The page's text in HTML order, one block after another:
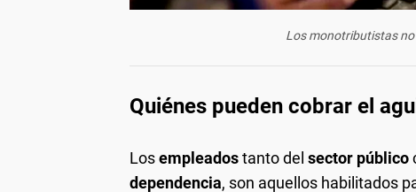
Los monotributistas no
Quiénes pueden cobrar el
Losempleadostanto del sector público
dependencia, son aquellos habilitados